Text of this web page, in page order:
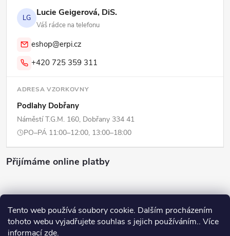
Tento web používá soubory cookie. Dalším procházením
tohoto webu vyjadřujete souhlas s jejich používáním.. Více
informacízde.
LG Lucie Geigerová, DiS.
Váš rádce na telefonu
eshop@erpi.cz
+420 725 359 311
ADRESA VZORKOVNY
Podlahy Dobřany
Náměstí T.G.M. 160, Dobřany 334 41
PO–PÁ 11:00–12:00, 13:00–18:00
Přijímáme online platby
Copyright 2026ERPI - Domov. Všechna práva vyhrazena.Upravit